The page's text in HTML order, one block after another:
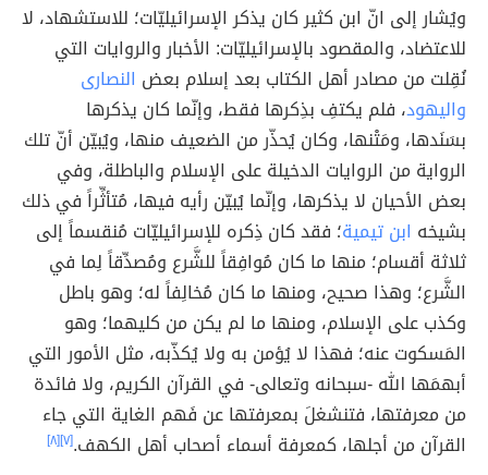
ويُشار إلى انّ ابن كثير كان يذكر الإسرائيليّات؛ للاستشهاد، لا
للاعتضاد، والمقصود بالإسرائيليّات: الأخبار والروايات التي
نُقِلت من مصادر أهل الكتاب بعد إسلام بعض النصارى
واليهود، فلم يكتفِ بذِكرها فقط، وإنّما كان يذكرها
بسَنَدها، ومَتْنها، وكان يُحذّر من الضعيف منها، ويُبيّن أنّ تلك
الرواية من الروايات الدخيلة على الإسلام والباطلة، وفي
بعض الأحيان لا يذكرها، وإنّما يُبيّن رأيه فيها، مُتأثِّراً في ذلك
بشيخه ابن تيمية؛ فقد كان ذِكره للإسرائيليّات مُنقسماً إلى
ثلاثة أقسام؛ منها ما كان مُوافِقاً للشَّرع ومُصدِّقاً لِما في
الشَّرع؛ وهذا صحيح، ومنها ما كان مُخالِفاً له؛ وهو باطل
وكذب على الإسلام، ومنها ما لم يكن من كليهما؛ وهو
المَسكوت عنه؛ فهذا لا يُؤمن به ولا يُكذّبه، مثل الأمور التي
أبهمَها الله -سبحانه وتعالى- في القرآن الكريم، ولا فائدة
من معرفتها، فتنشغلَ بمعرفتها عن فَهم الغاية التي جاء
القرآن من أجلها، كمعرفة أسماء أصحاب أهل الكهف.[٧] [٨]